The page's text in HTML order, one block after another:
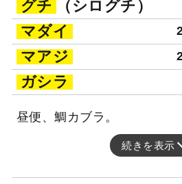
グチ
（シログチ）
マダイ
マアジ
ガシラ
昼便、鯛カブラ。
続きを表示